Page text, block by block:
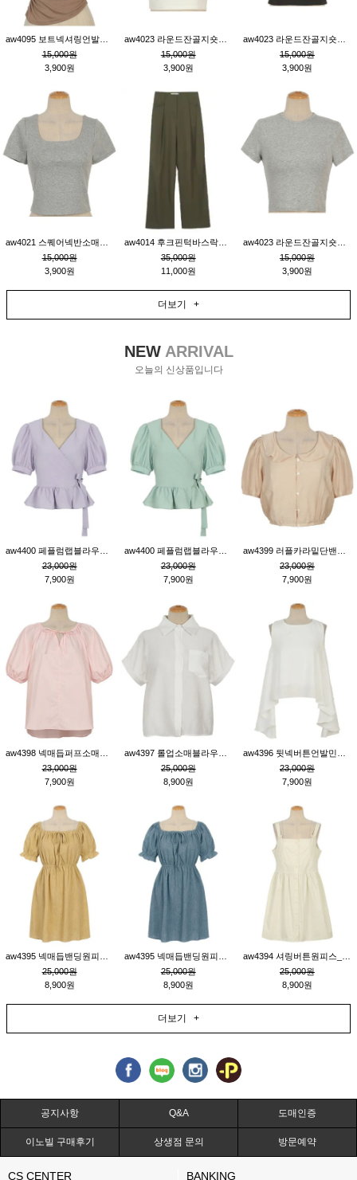
15,000원
3,900원
15,000원
3,900원
15,000원
3,900원
15,000원
3,900원
35,000원
11,000원
15,000원
3,900원
더보기 +
NEWARRIVAL
오늘의 신상품입니다
23,000원
7,900원
23,000원
7,900원
23,000원
7,900원
23,000원
7,900원
25,000원
8,900원
23,000원
7,900원
25,000원
8,900원
25,000원
8,900원
25,000원
8,900원
더보기 +
공지사항 Q&A 도매인증
이노빌 구매후기 상생점 문의 방문예약
CS CENTER BANKING